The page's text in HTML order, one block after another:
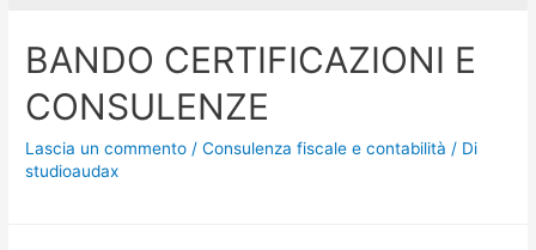
BANDO CERTIFICAZIONI E
CONSULENZE
Lascia un commento /Consulenza fiscale e contabilità / Di
studioaudax